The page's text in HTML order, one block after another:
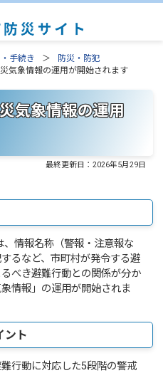
手続き
防災・防犯
気象情報の運用が開始されます
気象情報の運用
最終更新日：2026年5月29日
情報名称（警報・注意報な
るなど、市町村が発令する避
べき避難行動との関係が分か
情報」の運用が開始されま
ント
行動に対応した5段階の警戒